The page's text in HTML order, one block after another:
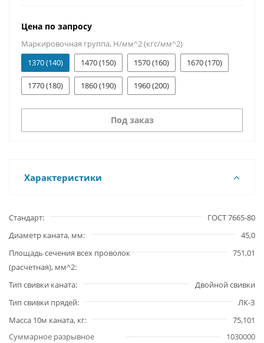
Цена по запросу
Маркировочная группа, Н/мм^2 (кгс/мм^2)
1370 (140)
1470 (150) 1570 (160) 1670 (170)
1770 (180) 1860 (190) 1960 (200)
Под заказ
Характеристики
Стандарт
ГОСТ 7665-80
Диаметр каната, мм
45,0
Площадь сечения всех проволок
(расчетная), мм^2
751,01
Тип свивки каната
Двойной свивки
Тип свивки прядей
ЛК-З
Масса 10м каната, кг
75,101
Суммарное разрывное
1030000